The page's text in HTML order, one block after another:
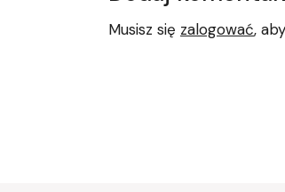
Musisz się zalogować,